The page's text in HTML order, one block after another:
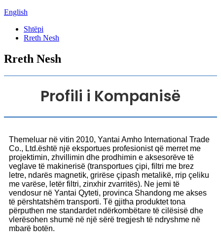
English
Shtëpi
Rreth Nesh
Rreth Nesh
Profili i Kompanisë
Themeluar në vitin 2010, Yantai Amho International Trade
Co., Ltd.është një eksportues profesionist që merret me
projektimin, zhvillimin dhe prodhimin e aksesorëve të
veglave të makinerisë (transportues çipi, filtri me brez
letre, ndarës magnetik, grirëse çipash metalikë, rrip çeliku
me varëse, letër filtri, zinxhir zvarritës). Ne jemi të
vendosur në Yantai Qyteti, provinca Shandong me akses
të përshtatshëm transporti. Të gjitha produktet tona
përputhen me standardet ndërkombëtare të cilësisë dhe
vlerësohen shumë në një sërë tregjesh të ndryshme në
mbarë botën.